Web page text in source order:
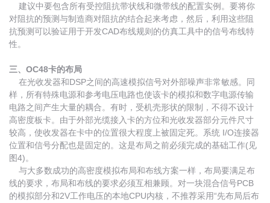
建议中要包含所有受控阻抗带状线和微带线的配置实例。要将你
对阻抗的预测与制造商对阻抗的结合起来考虑，然后，利用这些阻
抗预测可以验证用于开发CAD布线规则的仿真工具中的信号布线特
性。
三、OC48卡的布局
在光收发器和DSP之间的高速模拟信号对外部噪声非常敏感。同
样，所有特殊电源和参考电压电路也使该卡的模拟和数字电源传输
电路之间产生大量的耦合。有时，受机壳形状的限制，不得不设计
高密度板卡。由于外部光缆接入卡的方位和光收发器部分元件尺寸
较高，使收发器在卡中的位置很大程度上被固定死。系统 I/O连接器
位置和信号分配也是固定的。这是布局之前必须完成的基础工作(见
图4)。
与大多数成功的高密度模拟布局和布线方案一样，布局要满足布
线的要求，布局和布线的要求必须互相兼顾。对一块混合信号PCB
的模拟部分和2V工作电压的本地CPU内核，不推荐采用“先布局后布